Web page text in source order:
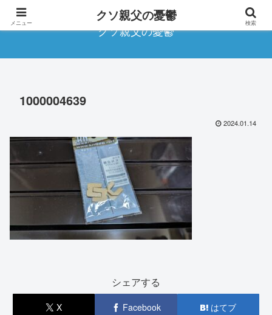
クソ親父の憂鬱
1000004639
2024.01.14
シェアする
X Facebook はてブ
メニュー クソ親父の憂鬱 検索